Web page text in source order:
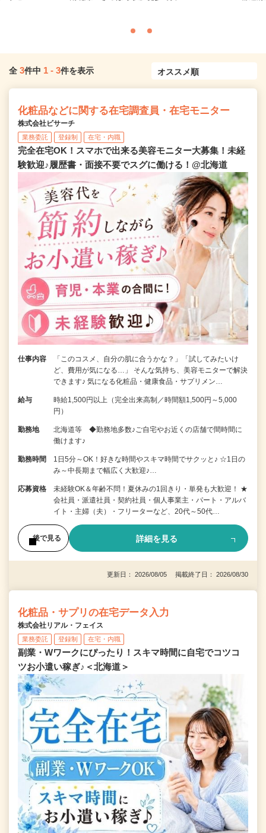
全 3件中 1 - 3件を表示
化粧品などに関する在宅調査員・在宅モニター
株式会社ビサーチ
業務委託 登録制 在宅・内職
完全在宅OK！スマホで出来る美容モニター大募集！未経
験歓迎♪履歴書・面接不要でスグに働ける！@北海道
仕事内容
「このコスメ、自分の肌に合うかな？」「試してみたいけ
ど、費用が気になる…」 そんな気持ち、美容モニターで解決
できます♪ 気になる化粧品・健康食品・サプリメン…
給与
時給1,500円以上（完全出来高制／時間額1,500円～5,000
円）
勤務地
北海道等 ◆勤務地多数♪ご自宅やお近くの店舗で間時間に
働けます♪
勤務時間
1日5分～OK！好きな時間やスキマ時間でサクッと♪ ☆1日の
み～中長期まで幅広く大歓迎♪…
応募資格
未経験OK＆年齢不問！夏休みの1回きり・単発も大歓迎！ ★
会社員・派遣社員・契約社員・個人事業主・パート・アルバ
イト・主婦（夫）・フリーターなど、20代～50代…
後で見る 詳細を見る
更新日： 2026/08/05 掲載終了日： 2026/08/30
化粧品・サプリの在宅データ入力
株式会社リアル・フェイス
業務委託 登録制 在宅・内職
副業・Wワークにぴったり！スキマ時間に自宅でコツコ
ツお小遣い稼ぎ♪＜北海道＞